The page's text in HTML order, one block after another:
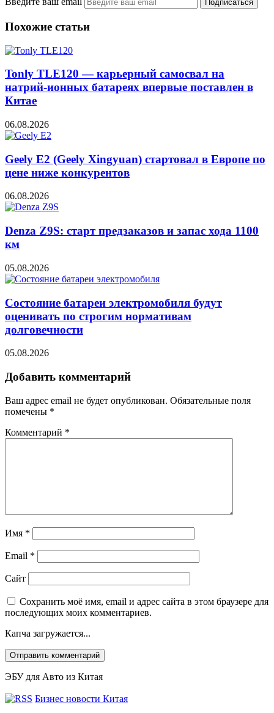
Похожие статьи
Tonly TLE120 — карьерный самосвал на
натрий-ионных батареях впервые поставлен в
Китае
06.08.2026
Geely E2 (Geely Xingyuan) стартовал в Европе по
цене ниже конкурентов
06.08.2026
Denza Z9S: старт предзаказов и запас хода 1100
км
05.08.2026
Состояние батареи электромобиля будут
оценивать по строгим нормативам
долговечности
05.08.2026
Добавить комментарий
Ваш адрес email не будет опубликован. Обязательные поля
помечены *
Комментарий *
Имя *
Email *
Сайт
Сохранить моё имя, email и адрес сайта в этом браузере для
последующих моих комментариев.
Капча загружается...
ЭБУ для Авто из Китая
Бизнес новости Китая